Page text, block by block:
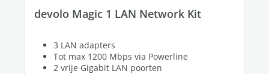
devolo Magic 1 LAN Network Kit
3 LAN adapters
Tot max 1200 Mbps via Powerline
2 vrije Gigabit LAN poorten